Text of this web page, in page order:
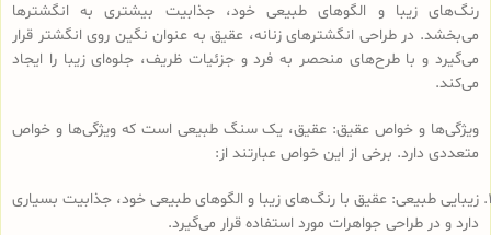
رنگ‌های زیبا و الگوهای طبیعی خود، جذابیت بیشتری به انگشترها
می‌بخشد. در طراحی انگشترهای زنانه، عقیق به عنوان نگین روی انگشتر قرار
می‌گیرد و با طرح‌های منحصر به فرد و جزئیات ظریف، جلوه‌ای زیبا را ایجاد
می‌کند.
ویژگی‌ها و خواص عقیق: عقیق، یک سنگ طبیعی است که ویژگی‌ها و خواص
متعددی دارد. برخی از این خواص عبارتند از:
زیبایی طبیعی: عقیق با رنگ‌های زیبا و الگوهای طبیعی خود، جذابیت بسیاری
دارد و در طراحی جواهرات مورد استفاده قرار می‌گیرد.